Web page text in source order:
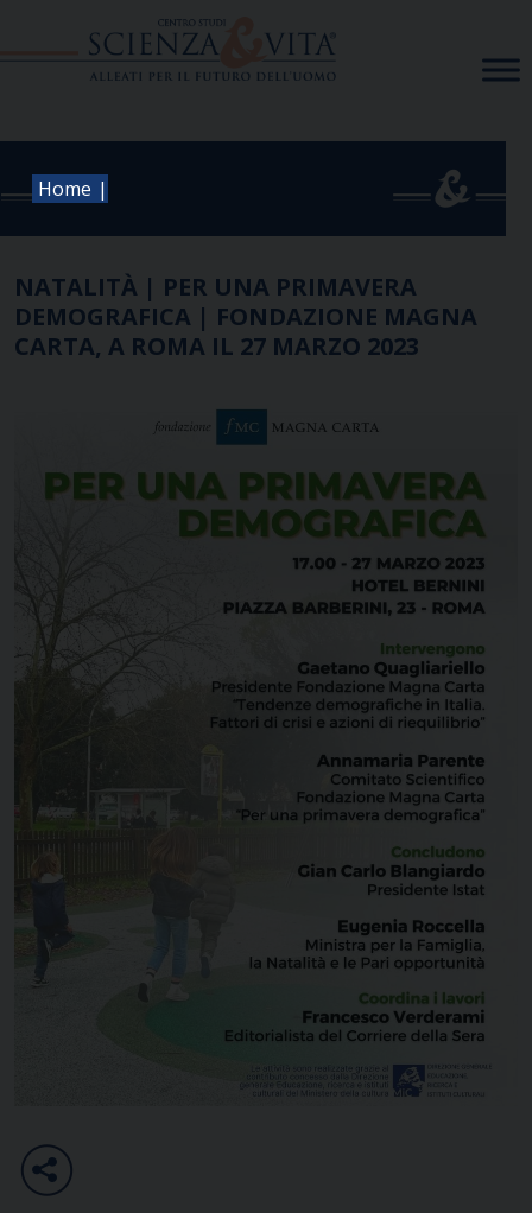
Home |
NATALITÀ | PER UNA PRIMAVERA
DEMOGRAFICA | FONDAZIONE MAGNA
CARTA, A ROMA IL 27 MARZO 2023